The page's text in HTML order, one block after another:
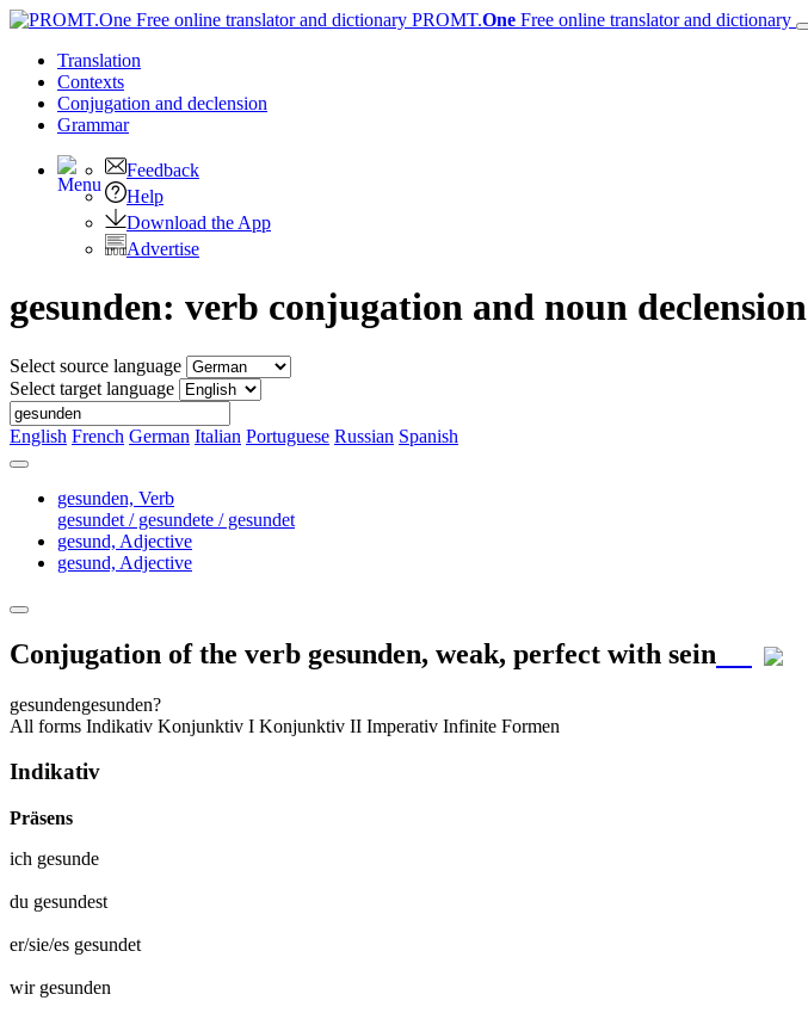
PROMT.One Free online translator and dictionary
Translation
Contexts
Conjugation and declension
Grammar
Feedback
Help
Download the App
Advertise
gesunden: verb conjugation and noun declension
Select source language
Select target language
English French German Italian Portuguese Russian Spanish
gesunden, Verb
gesundet / gesundete / gesundet
gesund, Adjective
gesund, Adjective
Conjugation of the verb gesunden, weak, perfect with sein
gesundengesunden?
All forms Indikativ Konjunktiv I Konjunktiv II Imperativ Infinite Formen
Indikativ
Präsens
ich gesunde
du gesundest
er/sie/es gesundet
wir gesunden